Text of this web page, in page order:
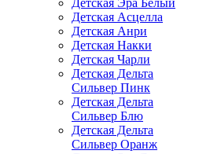
Детская Эра Белый
Детская Асцелла
Детская Анри
Детская Накки
Детская Чарли
Детская Дельта
Сильвер Пинк
Детская Дельта
Сильвер Блю
Детская Дельта
Сильвер Оранж